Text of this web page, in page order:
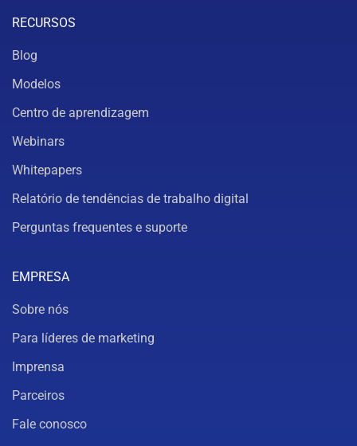
RECURSOS
Blog
Modelos
Centro de aprendizagem
Webinars
Whitepapers
Relatório de tendências de trabalho digital
Perguntas frequentes e suporte
EMPRESA
Sobre nós
Para líderes de marketing
Imprensa
Parceiros
Fale conosco